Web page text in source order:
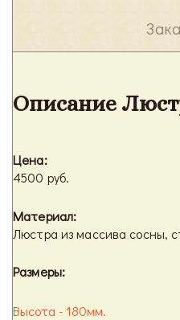
Описание
Цена:
4500 руб.
Материал:
Люстра из массива сосны,
Размеры:
Высота - 180мм.